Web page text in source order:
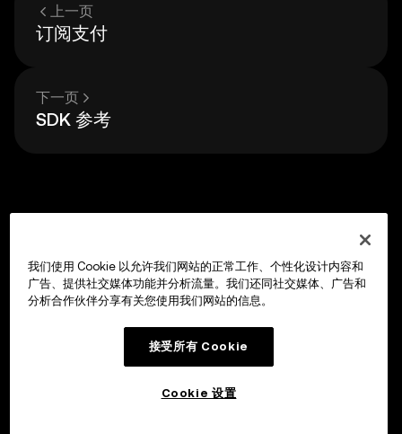
上一页
订阅支付
下一页
SDK 参考
我们使用 Cookie 以允许我们网站的正常工作、个性化设计内容和
广告、提供社交媒体功能并分析流量。我们还同社交媒体、广告和
分析合作伙伴分享有关您使用我们网站的信息。
接受所有 Cookie
Cookie 设置